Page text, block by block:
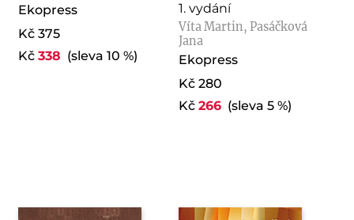
Ekopress
Kč 375
Kč 338 (sleva 10 %)
1. vydání
Víta Martin, Pasáčková
Jana
Ekopress
Kč 280
Kč 266(sleva 5 %)